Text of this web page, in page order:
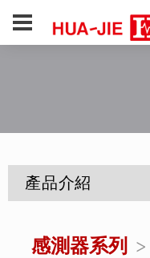
產品介紹
感測器系列